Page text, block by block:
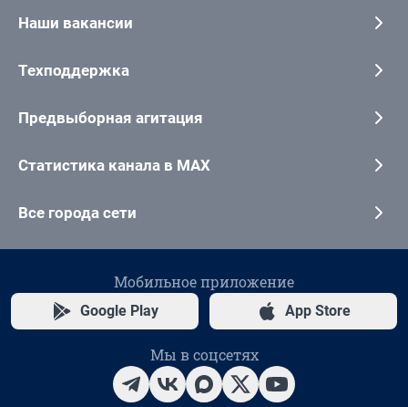
Наши вакансии
Техподдержка
Предвыборная агитация
Статистика канала в MAX
Все города сети
Мобильное приложение
Google Play App Store
Мы в соцсетях